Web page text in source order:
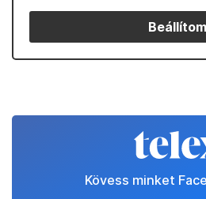
Beállítom
Kövess minket